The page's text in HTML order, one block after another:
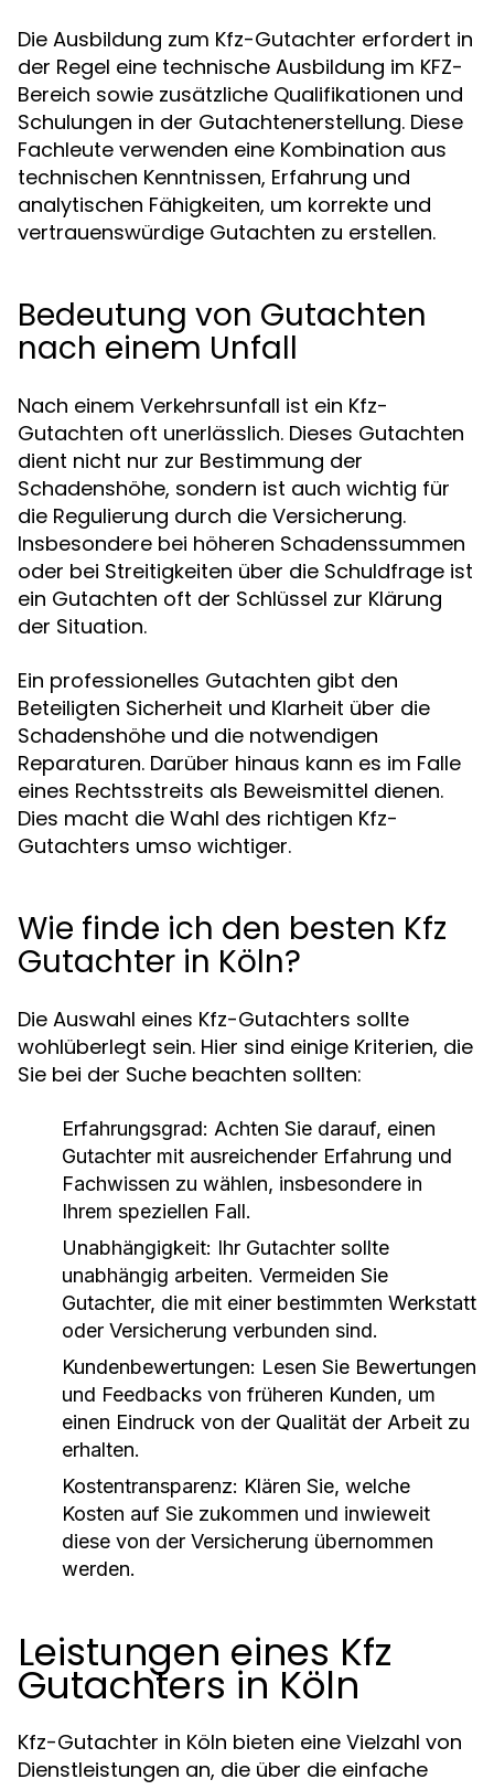
Die Ausbildung zum Kfz-Gutachter erfordert in
der Regel eine technische Ausbildung im KFZ-
Bereich sowie zusätzliche Qualifikationen und
Schulungen in der Gutachtenerstellung. Diese
Fachleute verwenden eine Kombination aus
technischen Kenntnissen, Erfahrung und
analytischen Fähigkeiten, um korrekte und
vertrauenswürdige Gutachten zu erstellen.
Bedeutung von Gutachten
nach einem Unfall
Nach einem Verkehrsunfall ist ein Kfz-
Gutachten oft unerlässlich. Dieses Gutachten
dient nicht nur zur Bestimmung der
Schadenshöhe, sondern ist auch wichtig für
die Regulierung durch die Versicherung.
Insbesondere bei höheren Schadenssummen
oder bei Streitigkeiten über die Schuldfrage ist
ein Gutachten oft der Schlüssel zur Klärung
der Situation.
Ein professionelles Gutachten gibt den
Beteiligten Sicherheit und Klarheit über die
Schadenshöhe und die notwendigen
Reparaturen. Darüber hinaus kann es im Falle
eines Rechtsstreits als Beweismittel dienen.
Dies macht die Wahl des richtigen Kfz-
Gutachters umso wichtiger.
Wie finde ich den besten Kfz
Gutachter in Köln?
Die Auswahl eines Kfz-Gutachters sollte
wohlüberlegt sein. Hier sind einige Kriterien, die
Sie bei der Suche beachten sollten:
Erfahrungsgrad: Achten Sie darauf, einen
Gutachter mit ausreichender Erfahrung und
Fachwissen zu wählen, insbesondere in
Ihrem speziellen Fall.
Unabhängigkeit: Ihr Gutachter sollte
unabhängig arbeiten. Vermeiden Sie
Gutachter, die mit einer bestimmten Werkstatt
oder Versicherung verbunden sind.
Kundenbewertungen: Lesen Sie Bewertungen
und Feedbacks von früheren Kunden, um
einen Eindruck von der Qualität der Arbeit zu
erhalten.
Kostentransparenz: Klären Sie, welche
Kosten auf Sie zukommen und inwieweit
diese von der Versicherung übernommen
werden.
Leistungen eines Kfz
Gutachters in Köln
Kfz-Gutachter in Köln bieten eine Vielzahl von
Dienstleistungen an, die über die einfache